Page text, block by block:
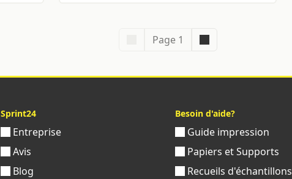
Page 1
Sprint24
Entreprise
Avis
Blog
Besoin d'aide?
Guide impression
Papiers et Supports
Recueils d'échantillons